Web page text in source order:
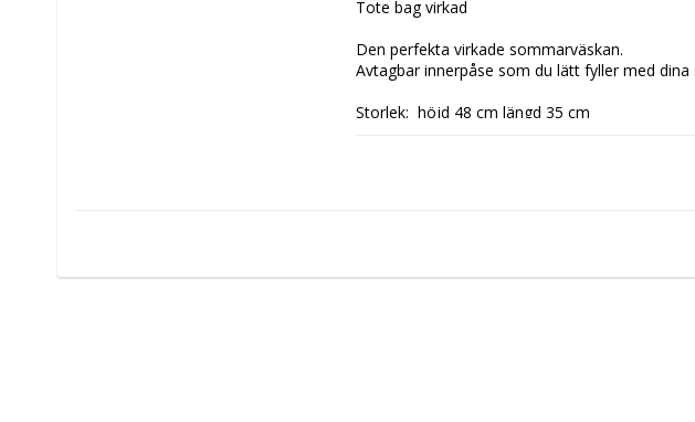
Tote bag virkad
Den perfekta virkade sommarväskan.
Avtagbar innerpåse som du lätt fyller med dina
Storlek:  höjd 48 cm längd 35 cm